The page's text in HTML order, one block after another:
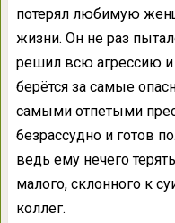
потерял любимую
жизни. Он не раз
решил всю агрессию и
берётся за самые
самыми отпетыми
безрассудно и готов
ведь ему нечего
малого, склонного к
коллег.